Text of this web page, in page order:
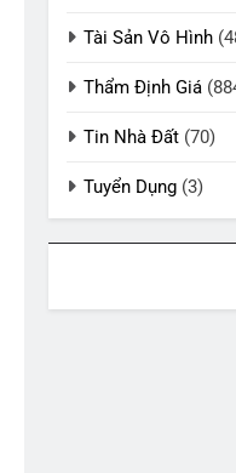
Tài Sản Vô Hình
Thẩm Định Giá
Tin Nhà Đất (70)
Tuyển Dụng (3)